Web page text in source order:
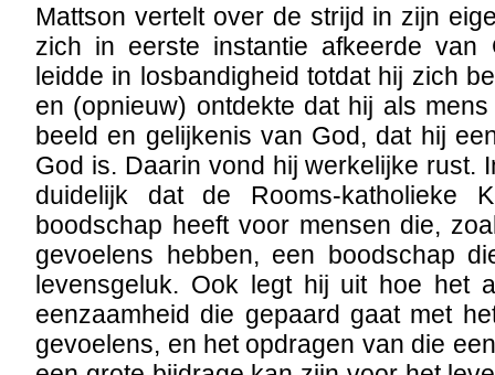
Mattson vertelt over de strijd in zijn
zich in eerste instantie afkeerde van
leidde in losbandigheid totdat hij zich
en (opnieuw) ontdekte dat hij als
beeld en gelijkenis van God, dat hij
God is. Daarin vond hij werkelijke rust.
duidelijk dat de Rooms-katholieke
boodschap heeft voor mensen die,
gevoelens hebben, een boodschap
levensgeluk. Ook legt hij uit hoe het
eenzaamheid die gepaard gaat met
gevoelens, en het opdragen van die